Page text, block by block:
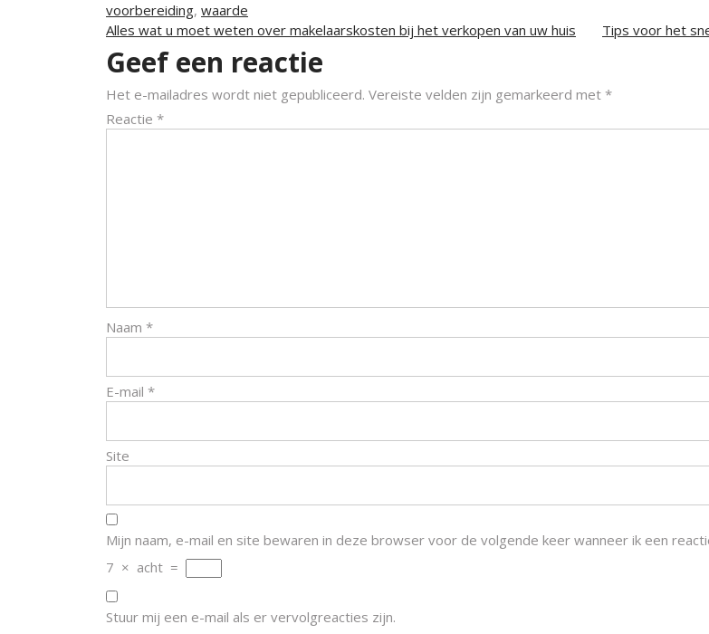
voorbereiding, waarde
Berichtnavigatie
Alles wat u moet weten over makelaarskosten bij het verkopen van uw huis Tips voor het
Geef een reactie
Het e-mailadres wordt niet gepubliceerd. Vereiste velden zijn gemarkeerd met *
Reactie *
Naam *
E-mail *
Site
Mijn naam, e-mail en site bewaren in deze browser voor de volgende keer wanneer ik een
7 × acht =
Stuur mij een e-mail als er vervolgreacties zijn.